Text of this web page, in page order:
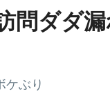
問ダダ
ケぶり